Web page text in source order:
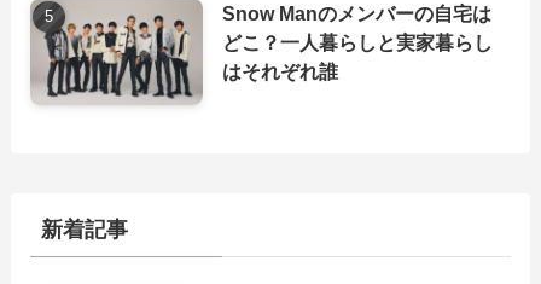
Snow Manのメンバーの自宅は
どこ？一人暮らしと実家暮らし
はそれぞれ誰
新着記事